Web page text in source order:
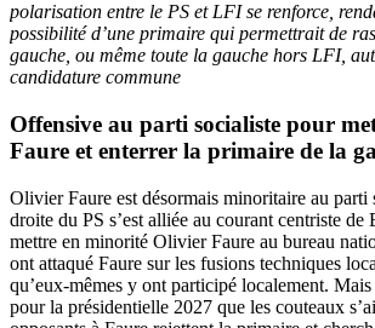
polarisation entre le PS et LFI se renforce,
possibilité d’une primaire qui permettrait de
gauche, ou même toute la gauche hors LFI,
candidature commune
Offensive au parti socialiste pour
Faure et enterrer la primaire de la
Olivier Faure est désormais minoritaire au parti
droite du PS s’est alliée au courant centriste
mettre en minorité Olivier Faure au bureau
ont attaqué Faure sur les fusions techniques
qu’eux-mêmes y ont participé localement. Mais
pour la présidentielle 2027 que les couteaux